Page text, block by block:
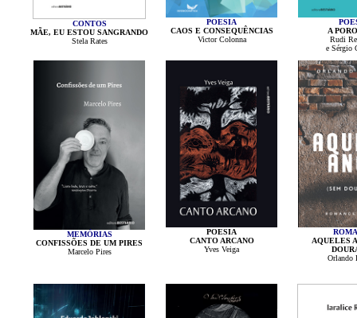
CONTOS
MÃE, EU ESTOU SANGRANDO
Stela Rates
POESIA
CAOS E CONSEQUÊNCIAS
Victor Colonna
A
Rudi
e Sérgio
MEMÓRIAS
CONFISSÕES DE UM PIRES
Marcelo Pires
POESIA
CANTO ARCANO
Yves Veiga
AQUELES
Orlando